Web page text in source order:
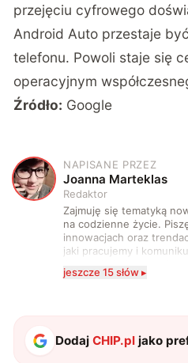
przejęciu cyfrowego
Android Auto przestaje
telefonu. Powoli staje się
operacyjnym
Źródło: Google
J
NAPISANE PRZEZ
Joanna Marteklas
Redaktor
Zajmuję się tematyką
na codzienne życie.
innowacjach oraz
jaki pracujemy i
technologii a
jeszcze 15 słów ▸
DodajCHIP.pl jako